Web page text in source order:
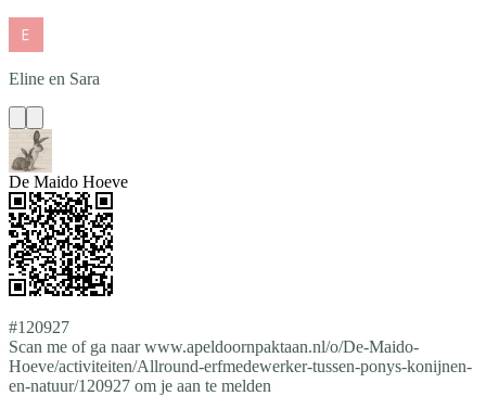
Eline en Sara
De Maido Hoeve
#120927
Scan me of ga naar www.apeldoornpaktaan.nl/o/De-Maido-
Hoeve/activiteiten/Allround-erfmedewerker-tussen-ponys-konijnen-
en-natuur/120927 om je aan te melden